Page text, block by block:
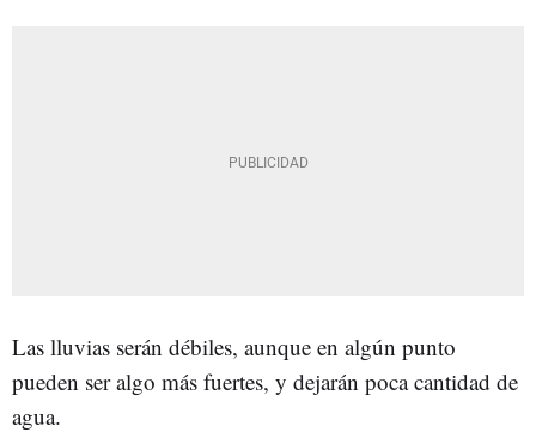
Las lluvias serán débiles, aunque en algún punto
pueden ser algo más fuertes, y dejarán poca cantidad de
agua.